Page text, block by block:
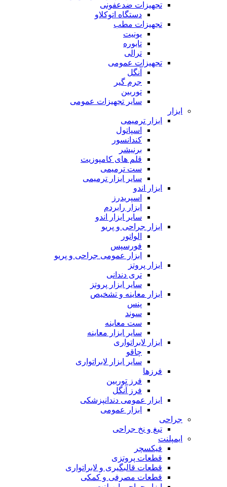
تجهیزات ضدعفونی
دستگاه اتوکلاو
تجهیزات مطب
یونیت
تابوره
ترالی
تجهیزات عمومی
آنگل
جرم گیر
توربین
سایر تجهیزات عمومی
ابزار
ابزار ترمیمی
اسپاتول
کندانسور
برنیشر
قلم های کامپوزیت
ست ترمیمی
سایر ابزار ترمیمی
ابزار اندو
اسپریدرز
ابزار رابردم
سایر ابزار اندو
ابزار جراحی و پریو
الواتور
فورسپس
ابزار عمومی جراحی و پریو
ابزار پروتز
تری دندانی
سایر ابزار پروتز
ابزار معاینه و تشخیص
پنس
سوند
ست معاینه
سایر ابزار معاینه
ابزار لابراتواری
چاقو
سایر ابزار لابراتواری
فرزها
فرز توربین
فرز آنگل
ابزار عمومی دندانپزشکی
ابزار عمومی
جراحی
تیغ و نخ جراحی
ایمپلنت
فیکسچر
قطعات پروتزی
قطعات قالبگیری و لابراتواری
قطعات مصرفی و کمکی